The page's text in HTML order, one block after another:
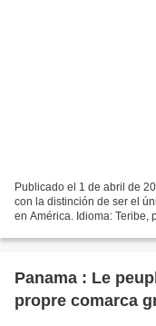
Publicado el 1 de abril de
con la distinción de ser el
en América. Idioma: Teribe,
Panama : Le
propre comarca